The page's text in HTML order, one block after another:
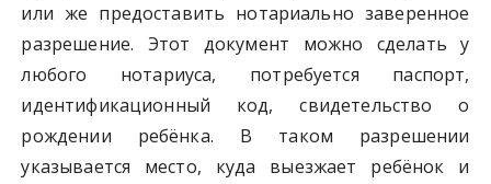
или же предоставить нотариально заверенное
разрешение. Этот документ можно сделать у
любого нотариуса, потребуется паспорт,
идентификационный код, свидетельство о
рождении ребёнка. В таком разрешении
указывается место, куда выезжает ребёнок и